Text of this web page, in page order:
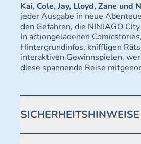
Kai, Cole, Jay, Lloyd, Zane und
jeder Ausgabe in neue
den Gefahren, die NINJAGO
In actiongeladenen
Hintergrundinfos, kniffligen
interaktiven Gewinnspielen,
diese spannende Reise
SICHERHEITSHINWEISE